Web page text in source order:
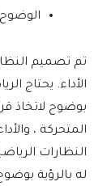
تم تصميم
الأداء. يحتاج
بوضوح لاتخاذ
المتحركة ،
النظارات
له بالرؤية